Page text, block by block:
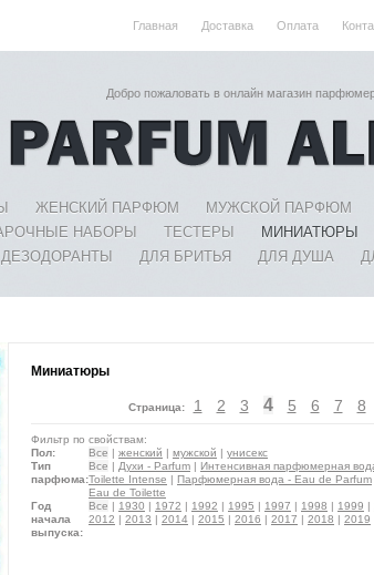
Главная Доставка Оплата
Добро пожаловать в онлайн магазин
ЖЕНСКИЙ ПАРФЮМ МУЖСКОЙ ПАРФЮМ
НАБОРЫ
ТЕСТЕРЫ МИНИАТЮРЫ
ДЕЗОДОРАНТЫ
ДЛЯ БРИТЬЯ ДЛЯ ДУША
Миниатюры
Страница: 1 2 3 4 5 6 7 8
Фильтр по свойствам:
Пол:
Все | женский | мужской | унисекс
Тип
парфюма:
Все | Духи - Parfum | Интенсивная парфюмерная
Toilette Intense | Парфюмерная вода - Eau de Parfum
Eau de Toilette
Год
начала
выпуска:
Все | 1930 | 1972 | 1992 | 1995 | 1997 | 1998 | 1999 |
2012 | 2013 | 2014 | 2015 | 2016 | 2017 | 2018 | 2019